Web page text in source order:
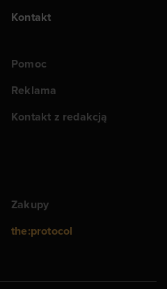
Kontakt
Pomoc
Reklama
Kontakt z redakcją
Zakupy
the:protocol